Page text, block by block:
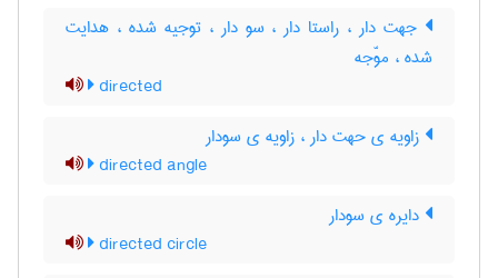
جهت دار ، راستا دار ، سو دار ، توجیه شده ، هدایت
شده ، موّجه
directed
زاویه ی حهت دار ، زاویه ی سودار
directed angle
دایره ی سودار
directed circle